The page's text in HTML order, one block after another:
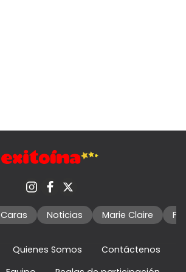
Caras Noticias Marie Claire
Quienes Somos
Contáctenos